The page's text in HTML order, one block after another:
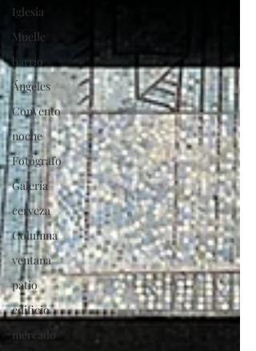
Iglesia
Muelle
barrio
Ángeles
Convento
noche
Fotógrafo
Galería
cerveza
Columna
ventana
patio
edificio
mercado